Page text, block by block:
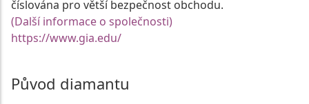
číslována pro větší bezpečnost obchodu.
(Další informace o společnosti)
https://www.gia.edu/
Původ diamantu